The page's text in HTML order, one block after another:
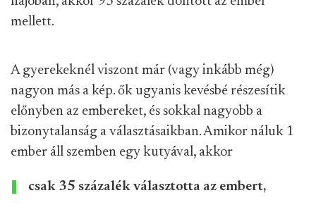
mellett.
A gyerekeknél viszont már (vagy inkább még)
nagyon más a kép. ők ugyanis kevésbé részesítik
előnyben az embereket, és sokkal nagyobb a
bizonytalanság a választásaikban. Amikor náluk 1
ember áll szemben egy kutyával, akkor
csak 35 százalék választotta az embert,